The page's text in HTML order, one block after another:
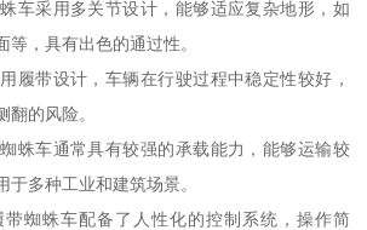
车采用多关节设计，能够适应复杂地形，如
，具有出色的通过性。
履带设计，车辆在行驶过程中稳定性较好，
翻的风险。
蛛车通常具有较强的承载能力，能够运输较
多种工业和建筑场景。
蜘蛛车配备了人性化的控制系统，操作简